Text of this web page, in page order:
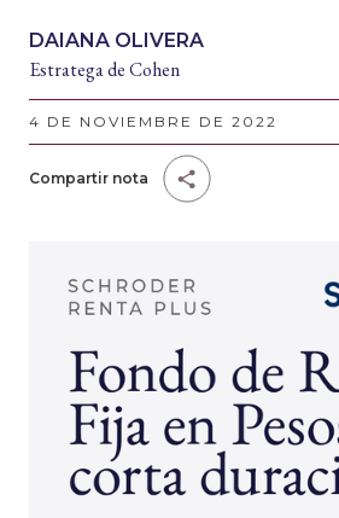
DAIANA OLIVERA
Estratega de Cohen
4 DE NOVIEMBRE DE 2022
Compartir nota